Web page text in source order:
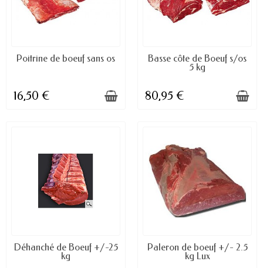
DISPONIBLE À LA COMMANDE
Poitrine de boeuf sans os
16,50 €
DISPONIBLE À LA COMMANDE
Basse côte de Boeuf s/os
5 kg
80,95 €
DISPONIBLE À LA COMMANDE
Déhanché de Boeuf +/-25
kg
DISPONIBLE À LA COMMANDE
Paleron de boeuf +/- 2.5
kg Lux